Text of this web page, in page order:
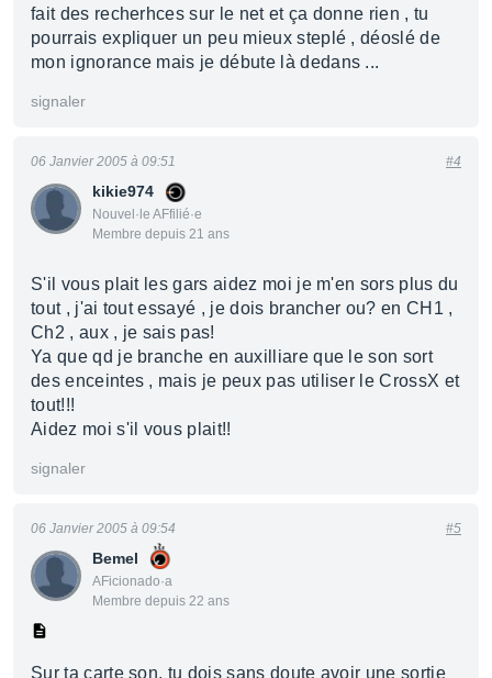
fait des recherhces sur le net et ça donne rien , tu
pourrais expliquer un peu mieux steplé , déoslé de
mon ignorance mais je débute là dedans ...
signaler
kikie974
Nouvel·le AFfilié·e
Membre depuis 21 ans
06 Janvier 2005 à 09:51 #4
S'il vous plait les gars aidez moi je m'en sors plus du
tout , j'ai tout essayé , je dois brancher ou? en CH1 ,
Ch2 , aux , je sais pas!
Ya que qd je branche en auxilliare que le son sort
des enceintes , mais je peux pas utiliser le CrossX et
tout!!!
Aidez moi s'il vous plait!!
signaler
Bemel
AFicionado·a
Membre depuis 22 ans
06 Janvier 2005 à 09:54 #5
Sur ta carte son, tu dois sans doute avoir une sortie